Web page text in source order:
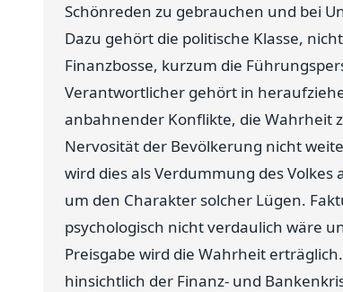
Schönreden zu gebrauchen und bei
Dazu gehört die politische Klasse,
Finanzbosse, kurzum die
Verantwortlicher gehört in
anbahnender Konflikte, die Wahrheit
Nervosität der Bevölkerung nicht
wird dies als Verdummung des
um den Charakter solcher Lügen.
psychologisch nicht verdaulich wäre
Preisgabe wird die Wahrheit
hinsichtlich der Finanz- und